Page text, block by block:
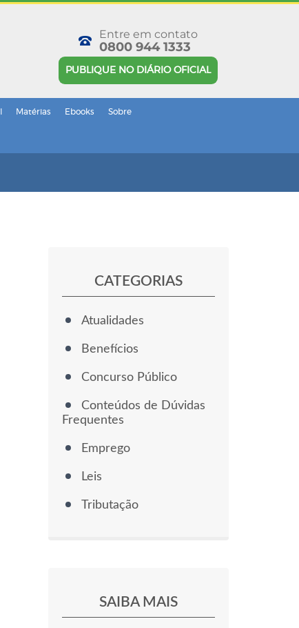
Entre em contato
0800 944 1333
PUBLIQUE NO DIÁRIO OFICIAL
Matérias Ebooks Sobre
CATEGORIAS
Atualidades
Benefícios
Concurso Público
Conteúdos de Dúvidas
Frequentes
Emprego
Leis
Tributação
SAIBA MAIS